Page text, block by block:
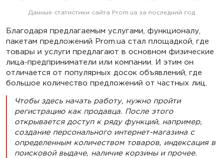
Данные статистики сайта Prom.ua за последний год
Благодаря предлагаемым услугами, функционалу,
пакетам предложений Prom.ua стал площадкой, где
товары и услуги предлагают в основном физические
лица-предприниматели или компании. И этим он
отличается от популярных досок объявлений, где
большое количество предложений от частных лиц.
Чтобы здесь начать работу, нужно пройти
регистрацию как продавца. После этого
открывается доступ к ряду функций, например,
создание персонального интернет-магазина с
определенным количеством товаров, индексация в
поисковой выдаче, наличие корзины и прочее.